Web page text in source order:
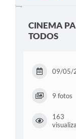
CINEMA
TODOS
09/05/
9 fotos
163